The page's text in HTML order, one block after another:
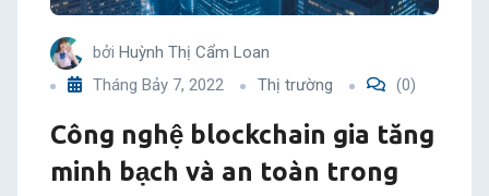
bởi Huỳnh Thị Cẩm Loan
Tháng Bảy 7, 2022
Thị trường (0)
Công nghệ blockchain gia tăng
minh bạch và an toàn trong